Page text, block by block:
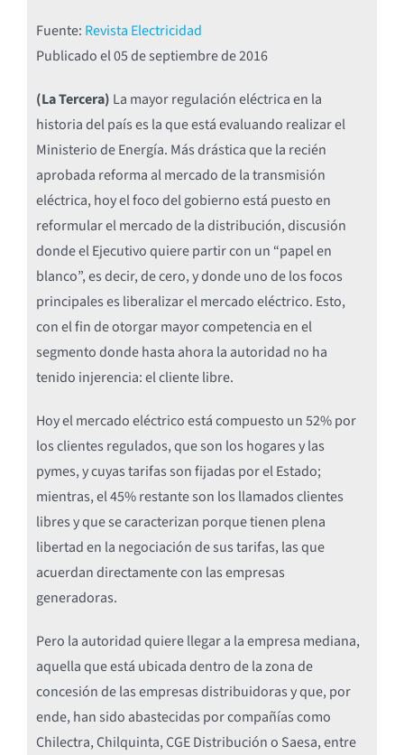
Fuente: Revista Electricidad
Publicado el05 de septiembre de 2016
(La Tercera) La mayor regulación eléctrica en la
historia del país es la que está evaluando realizar el
Ministerio de Energía. Más drástica que la recién
aprobada reforma al mercado de la transmisión
eléctrica, hoy el foco del gobierno está puesto en
reformular el mercado de la distribución, discusión
donde el Ejecutivo quiere partir con un “papel en
blanco”, es decir, de cero, y donde uno de los focos
principales es liberalizar el mercado eléctrico. Esto,
con el fin de otorgar mayor competencia en el
segmento donde hasta ahora la autoridad no ha
tenido injerencia: el cliente libre.
Hoy el mercado eléctrico está compuesto un 52% por
los clientes regulados, que son los hogares y las
pymes, y cuyas tarifas son fijadas por el Estado;
mientras, el 45% restante son los llamados clientes
libres y que se caracterizan porque tienen plena
libertad en la negociación de sus tarifas, las que
acuerdan directamente con las empresas
generadoras.
Pero la autoridad quiere llegar a la empresa mediana,
aquella que está ubicada dentro de la zona de
concesión de las empresas distribuidoras y que, por
ende, han sido abastecidas por compañías como
Chilectra, Chilquinta, CGE Distribución o Saesa, entre